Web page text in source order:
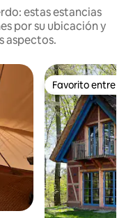
estas estancias
por su ubicación y
aspectos.
Favorito entre
Favorito entre